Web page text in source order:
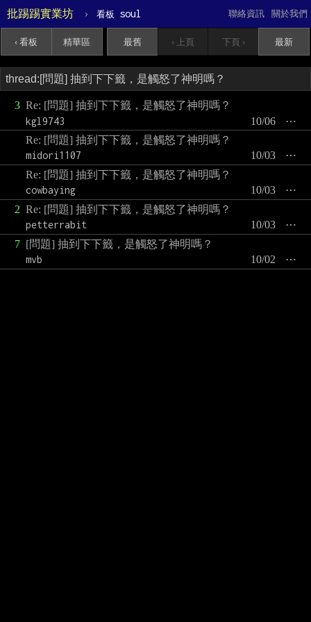
批踢踢實業坊 › 看板 soul 關於我們
聯絡資訊
‹ 看板 精華區 最舊 ‹ 上頁 下頁 › 最新
3 Re: [問題] 抽到下下籤，是觸怒了神明嗎？
kgl9743
⋯
10/06
Re: [問題] 抽到下下籤，是觸怒了神明嗎？
midori1107
⋯
10/03
Re: [問題] 抽到下下籤，是觸怒了神明嗎？
cowbaying
⋯
10/03
2 Re: [問題] 抽到下下籤，是觸怒了神明嗎？
petterrabit
⋯
10/03
7 [問題] 抽到下下籤，是觸怒了神明嗎？
mvb
⋯
10/02